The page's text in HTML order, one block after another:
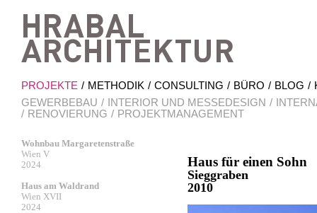
PROJEKTE METHODIK CONSULTING BÜRO BLOG
GEWERBEBAU
INTERIOR UND MESSEDESIGN
RENOVIERUNG
PROJEKTMANAGEMENT
Wohnbau Margaretenstraße
Wien V
2024
Haus am Waldrand
Wien XVII
2024
Haus für einen Sohn
Sieggraben
2010